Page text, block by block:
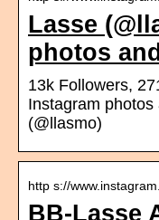
Lasse
photos
13k Followers,
Instagram
(@llasmo)
http s://
BB-Lasse